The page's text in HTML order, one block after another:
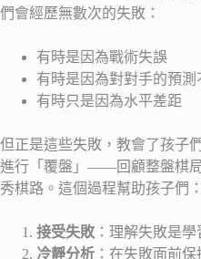
們會經歷無數次的失敗：
有時是因為戰術失誤
有時是因為對對手的預測
有時只是因為水平差距
但正是這些失敗，教會了孩子
進行「覆盤」——回顧整盤棋
秀棋路。這個過程幫助孩子們：
接受失敗 ：理解失敗是
冷靜分析 ：在失敗面前